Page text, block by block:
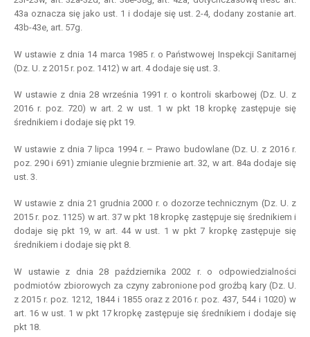
43a oznacza się jako ust. 1 i dodaje się ust. 2-4, dodany zostanie art.
43b-43e, art. 57g.
W ustawie z dnia 14 marca 1985 r. o Państwowej Inspekcji Sanitarnej
(Dz. U. z 2015 r. poz. 1412) w art. 4 dodaje się ust. 3.
W ustawie z dnia 28 września 1991 r. o kontroli skarbowej (Dz. U. z
2016 r. poz. 720) w art. 2 w ust. 1 w pkt 18 kropkę zastępuje się
średnikiem i dodaje się pkt 19.
W ustawie z dnia 7 lipca 1994 r. – Prawo budowlane (Dz. U. z 2016 r.
poz. 290 i 691) zmianie ulegnie brzmienie art. 32, w art. 84a dodaje się
ust. 3.
W ustawie z dnia 21 grudnia 2000 r. o dozorze technicznym (Dz. U. z
2015 r. poz. 1125) w art. 37 w pkt 18 kropkę zastępuje się średnikiem i
dodaje się pkt 19, w art. 44 w ust. 1 w pkt 7 kropkę zastępuje się
średnikiem i dodaje się pkt 8.
W ustawie z dnia 28 października 2002 r. o odpowiedzialności
podmiotów zbiorowych za czyny zabronione pod groźbą kary (Dz. U.
z 2015 r. poz. 1212, 1844 i 1855 oraz z 2016 r. poz. 437, 544 i 1020) w
art. 16 w ust. 1 w pkt 17 kropkę zastępuje się średnikiem i dodaje się
pkt 18.